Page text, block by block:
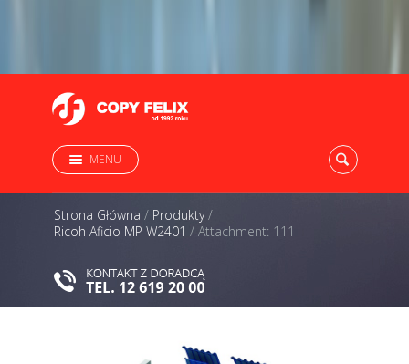
MENU
Strona Główna / Produkty/
Ricoh Aficio MP W2401 / Attachment: 111